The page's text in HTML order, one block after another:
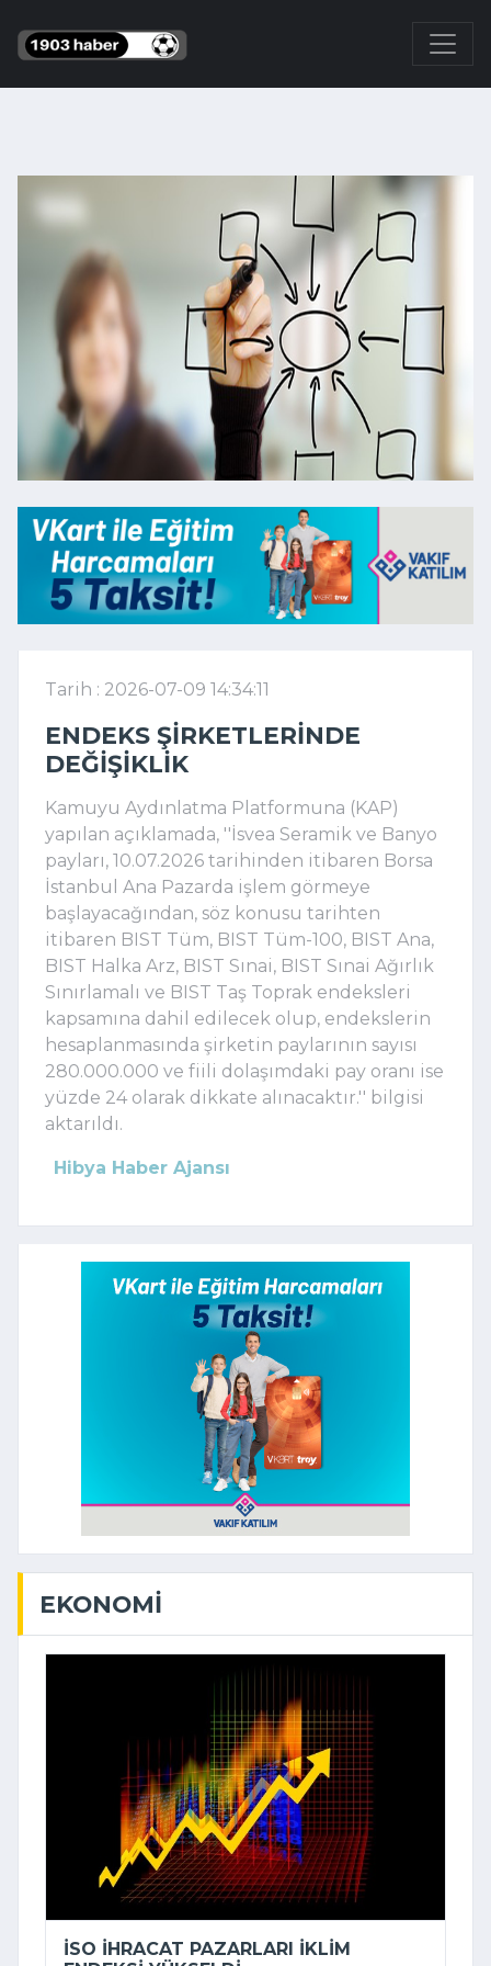
Tarih : 2026-07-09 14:34:11
ENDEKS ŞIRKETLERINDE
DEĞIŞIKLIK
Kamuyu Aydınlatma Platformuna (KAP)
yapılan açıklamada, ''İsvea Seramik ve Banyo
payları, 10.07.2026 tarihinden itibaren Borsa
İstanbul Ana Pazarda işlem görmeye
başlayacağından, söz konusu tarihten
itibaren BIST Tüm, BIST Tüm-100, BIST Ana,
BIST Halka Arz, BIST Sınai, BIST Sınai Ağırlık
Sınırlamalı ve BIST Taş Toprak endeksleri
kapsamına dahil edilecek olup, endekslerin
hesaplanmasında şirketin paylarının sayısı
280.000.000 ve fiili dolaşımdaki pay oranı ise
yüzde 24 olarak dikkate alınacaktır.'' bilgisi
aktarıldı.
Hibya Haber Ajansı
EKONOMI
İSO İHRACAT PAZARLARI İKLIM